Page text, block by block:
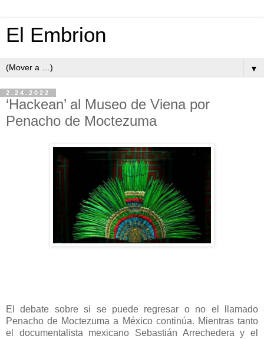
El Embrion
▼
2.24.2022
‘Hackean’ al Museo de Viena por
Penacho de Moctezuma
El debate sobre si se puede regresar o no el llamado
Penacho de Moctezuma a México continúa. Mientras tanto
el documentalista mexicano Sebastián Arrechedera y el